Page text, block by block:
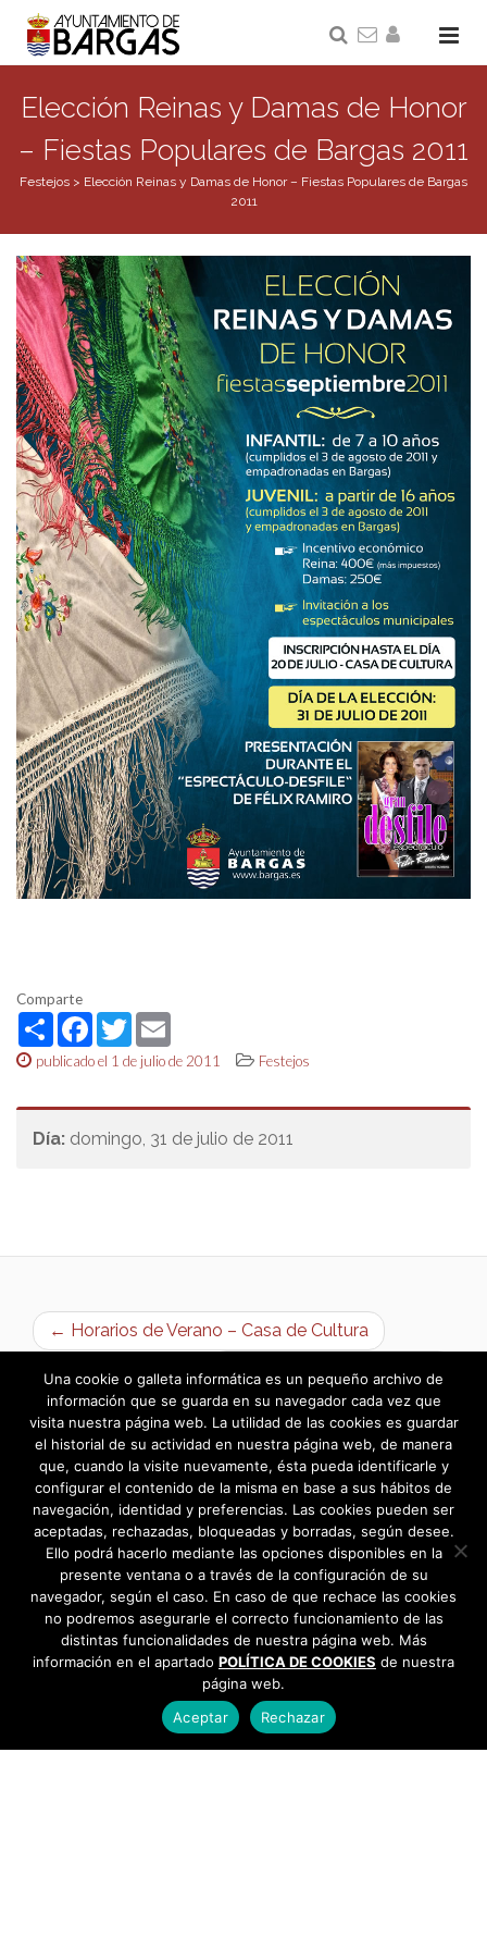
Elección Reinas y Damas de Honor
– Fiestas Populares de Bargas 2011
Festejos > Elección Reinas y Damas de Honor – Fiestas Populares de Bargas
2011
Comparte
ShareFacebook
Twitter
publicado el 1 de julio de 2011 Festejos
Día: domingo, 31 de julio de 2011
← Horarios de Verano – Casa de Cultura
Veranos Culturales 2011 →
Una cookie o galleta informática es un pequeño archivo de
información que se guarda en su navegador cada vez que
visita nuestra página web. La utilidad de las cookies es guardar
el historial de su actividad en nuestra página web, de manera
que, cuando la visite nuevamente, ésta pueda identificarle y
configurar el contenido de la misma en base a sus hábitos de
navegación, identidad y preferencias. Las cookies pueden ser
aceptadas, rechazadas, bloqueadas y borradas, según desee.
Ello podrá hacerlo mediante las opciones disponibles en la
presente ventana o a través de la configuración de su
navegador, según el caso. En caso de que rechace las cookies
no podremos asegurarle el correcto funcionamiento de las
distintas funcionalidades de nuestra página web. Más
información en el apartado POLÍTICA DE COOKIES de nuestra
página web.
Aceptar
Rechazar